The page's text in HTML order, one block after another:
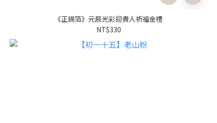
《正錫箔》元辰光彩迎貴人祈福金禮
NT$330